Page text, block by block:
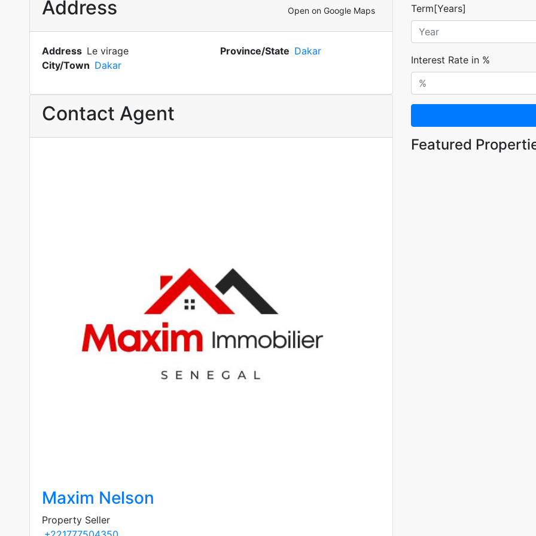
Address Open on Google Maps
Address Le virage Province/State Dakar
City/Town Dakar
Contact Agent
Maxim Nelson
Property Seller
Term[Years]
Interest Rate in %
Featured